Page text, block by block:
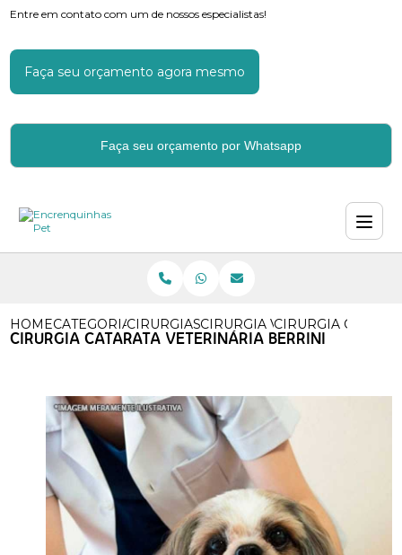
Entre em contato com um de nossos especialistas!
Faça seu orçamento agora mesmo
Faça seu orçamento por Whatsapp
HOMECATEGORIASCIRURGIAS VETERINARIAS
CIRURGIA VETERINARIA
CIRURGIA
CIRURGIA CATARATA VETERINÁRIA BERRINI